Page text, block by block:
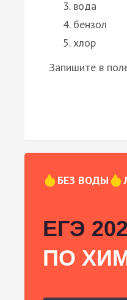
вода
бензол
хлор
Запишите в
БЕЗ ВОДЫ
ЕГЭ
ПО